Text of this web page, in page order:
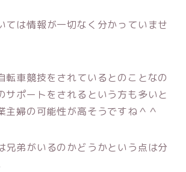
ては情報が一切なく分かっていませ
転車競技をされているとのことなの
サポートをされるという方も多いと
主婦の可能性が高そうですね＾＾
兄弟がいるのかどうかという点は分